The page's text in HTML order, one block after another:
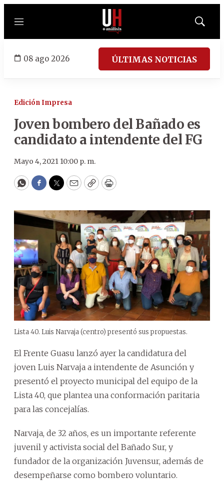
Menú
Mostrar
08 ago 2026 ÚLTIMAS NOTICIAS
Edición Impresa
Joven bombero del Bañado es
candidato a intendente del FG
Mayo 4, 2021 10:00 p. m.
WhatsApp
Facebook
Twitter
EmailCopyPrint
Lista 40. Luis Narvaja (centro) presentó sus propuestas.
El Frente Guasu lanzó ayer la candidatura del
joven Luis Narvaja a intendente de Asunción y
presentó el proyecto municipal del equipo de la
Lista 40, que plantea una conformación paritaria
para las concejalías.
Narvaja, de 32 años, es un importante referente
juvenil y activista social del Bañado Sur, y
fundador de la organización Juvensur, además de
desempeñarse como bombero voluntario.